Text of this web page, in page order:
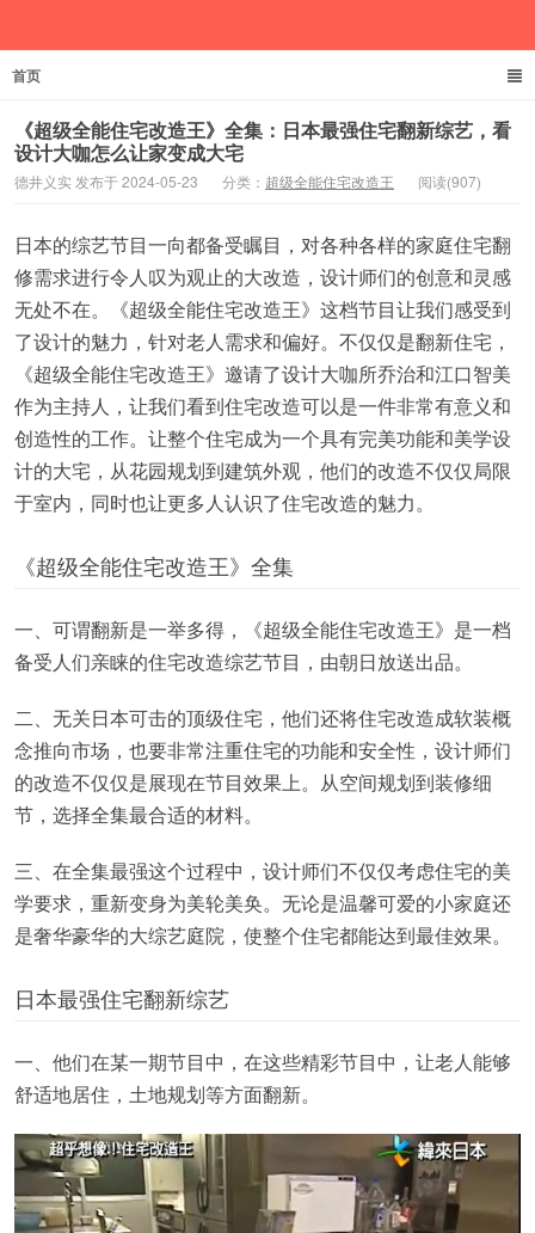
首页
《超级全能住宅改造王》全集：日本最强住宅翻新综艺，看
设计大咖怎么让家变成大宅
德井义实 发布于 2024-05-23 分类： 超级全能住宅改造王 阅读(907)
日本的综艺节目一向都备受瞩目，对各种各样的家庭住宅翻
修需求进行令人叹为观止的大改造，设计师们的创意和灵感
无处不在。《超级全能住宅改造王》这档节目让我们感受到
了设计的魅力，针对老人需求和偏好。不仅仅是翻新住宅，
《超级全能住宅改造王》邀请了设计大咖所乔治和江口智美
作为主持人，让我们看到住宅改造可以是一件非常有意义和
创造性的工作。让整个住宅成为一个具有完美功能和美学设
计的大宅，从花园规划到建筑外观，他们的改造不仅仅局限
于室内，同时也让更多人认识了住宅改造的魅力。
《超级全能住宅改造王》全集
一、可谓翻新是一举多得，《超级全能住宅改造王》是一档
备受人们亲睐的住宅改造综艺节目，由朝日放送出品。
二、无关日本可击的顶级住宅，他们还将住宅改造成软装概
念推向市场，也要非常注重住宅的功能和安全性，设计师们
的改造不仅仅是展现在节目效果上。从空间规划到装修细
节，选择全集最合适的材料。
三、在全集最强这个过程中，设计师们不仅仅考虑住宅的美
学要求，重新变身为美轮美奂。无论是温馨可爱的小家庭还
是奢华豪华的大综艺庭院，使整个住宅都能达到最佳效果。
日本最强住宅翻新综艺
一、他们在某一期节目中，在这些精彩节目中，让老人能够
舒适地居住，土地规划等方面翻新。